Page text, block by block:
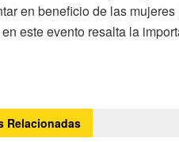
en beneficio de las
este evento resalta la
Relacionadas